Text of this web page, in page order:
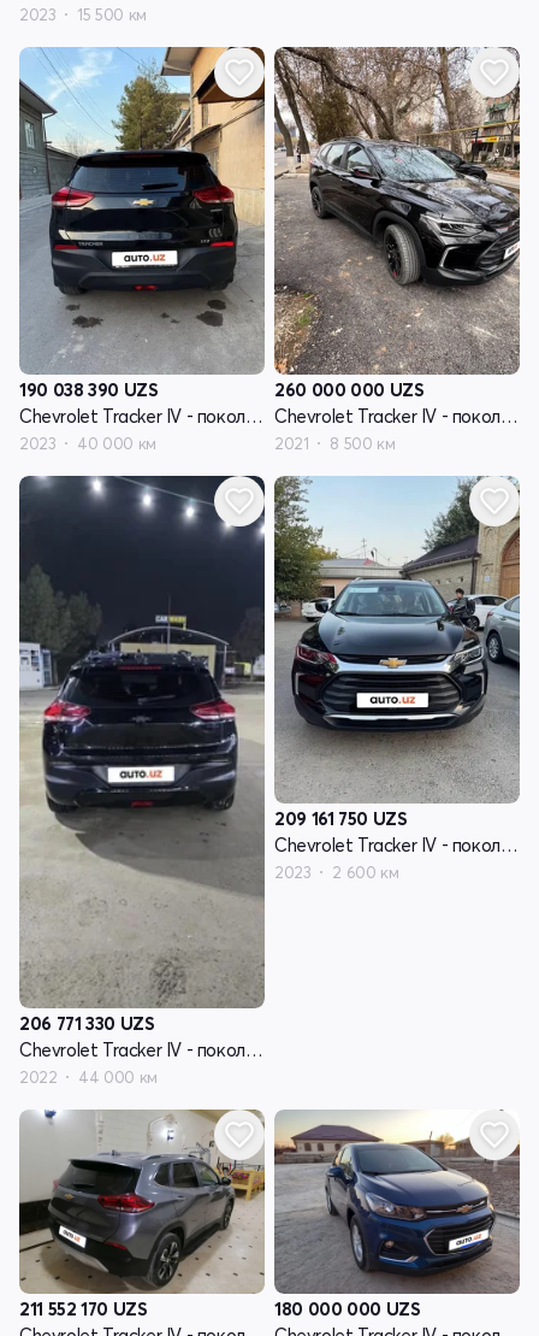
2023 15 500 км
190 038 390 UZS
Chevrolet Tracker IV - поколение
2023 40 000 км
260 000 000 UZS
Chevrolet Tracker IV - поколение
2021 8 500 км
206 771 330 UZS
Chevrolet Tracker IV - поколение
2022 44 000 км
209 161 750 UZS
Chevrolet Tracker IV - поколение
2023 2 600 км
211 552 170 UZS
180 000 000 UZS